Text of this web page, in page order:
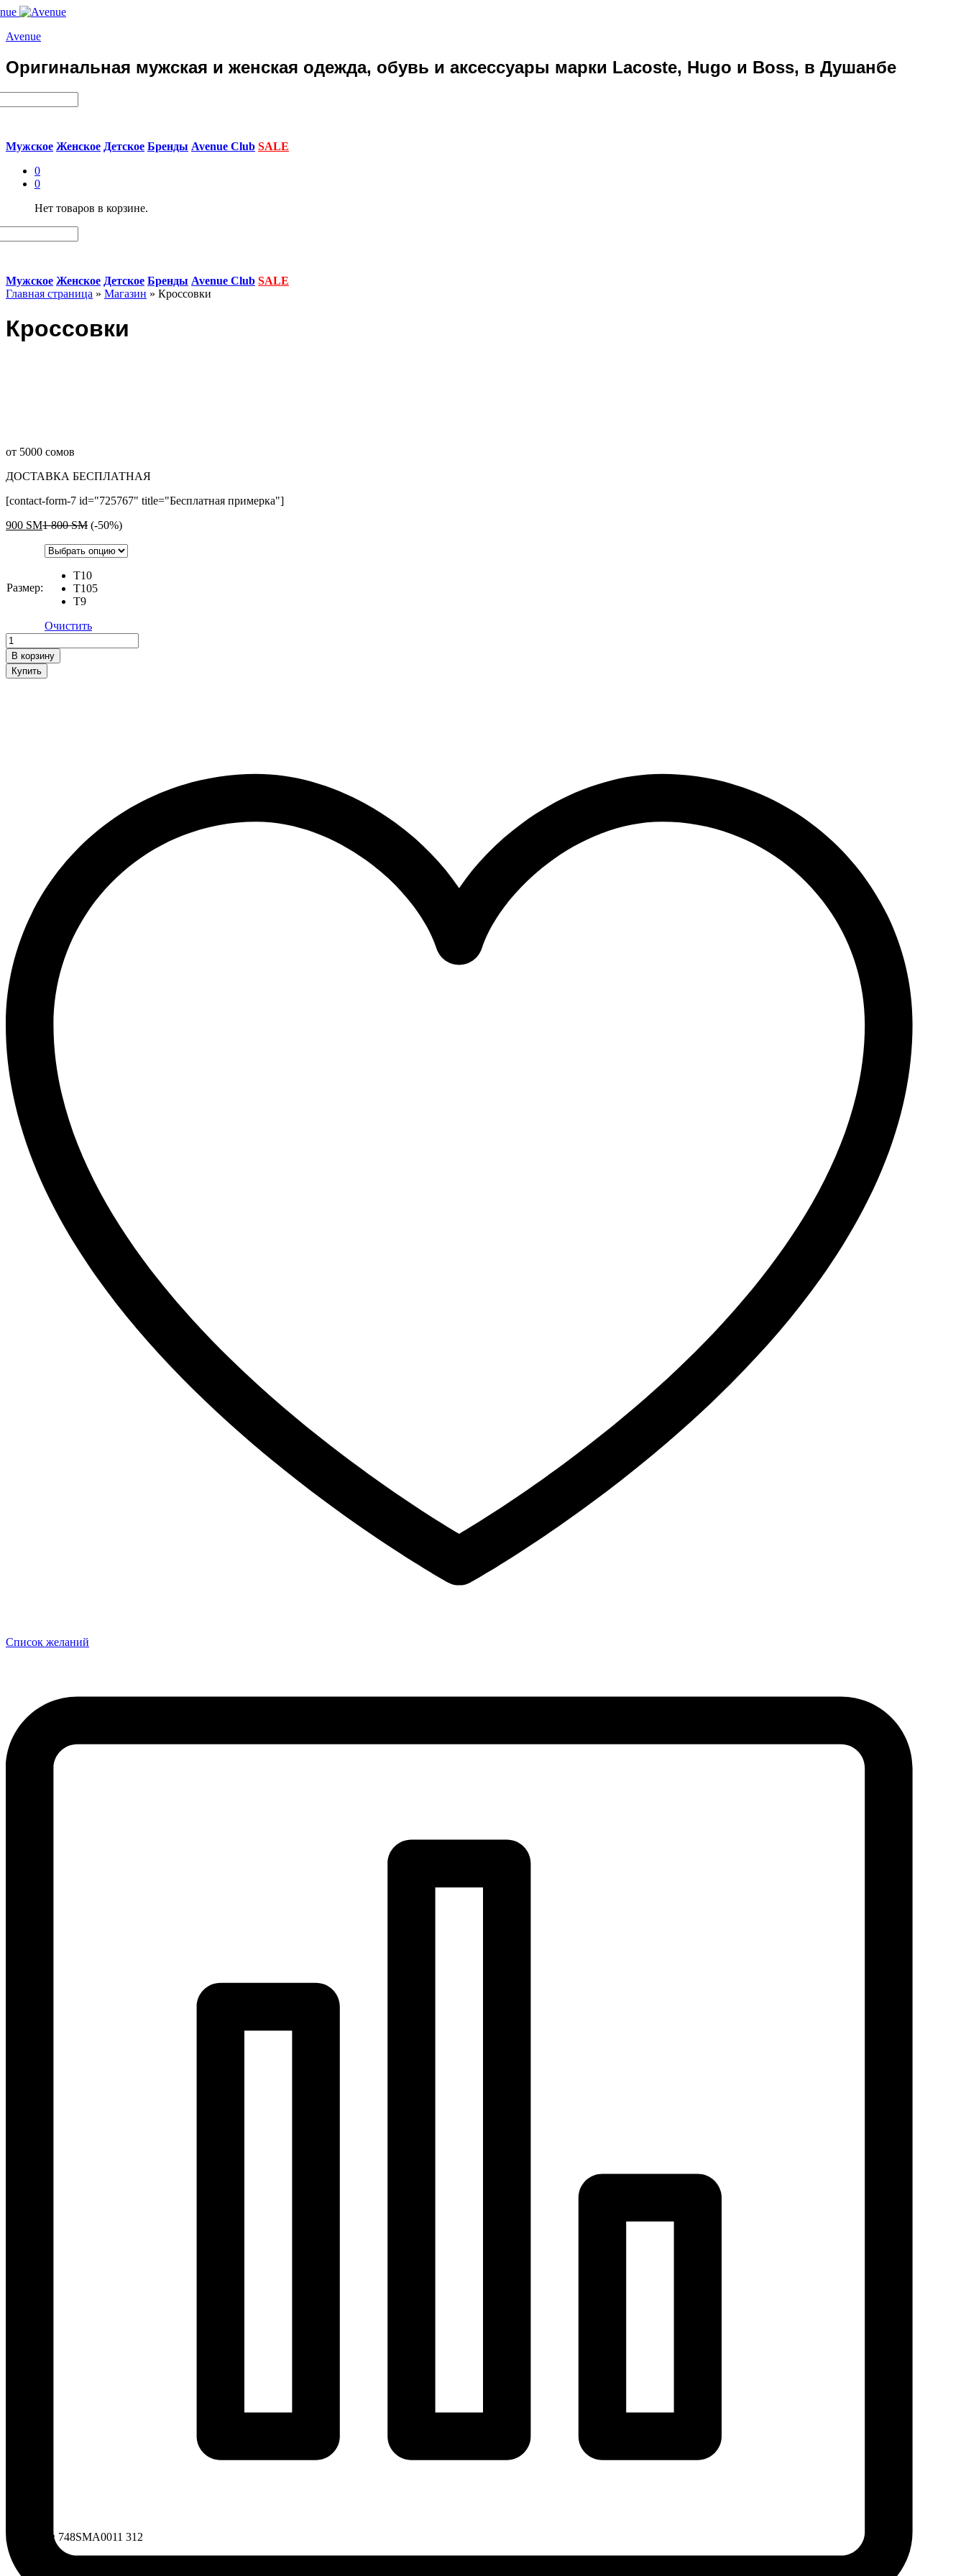
Avenue
Оригинальная мужская и женская одежда, обувь и аксессуары марки Lacoste, Hugo и Boss, в Душанбе
Мужское Женское Детское Бренды Avenue Club SALE
0
0
Нет товаров в корзине.
Мужское Женское Детское Бренды Avenue Club SALE
Главная страница » Магазин » Кроссовки
Кроссовки
от 5000 сомов
ДОСТАВКА БЕСПЛАТНАЯ
[contact-form-7 id="725767" title="Бесплатная примерка"]
900 ЅМ1 800ЅМ (-50%)
Размер:
T10
T105
T9
Очистить
Кроссовки
quantity
В корзину
Купить
Список желаний
Артикул: 748SMA0011 312